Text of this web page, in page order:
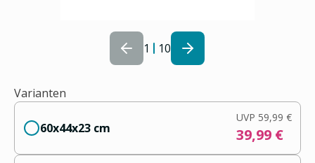
1 10
Varianten
60x44x23 cm
UVP 59,99 €
39,99 €